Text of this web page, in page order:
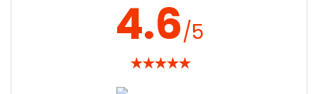
4.6/5
★★★★★